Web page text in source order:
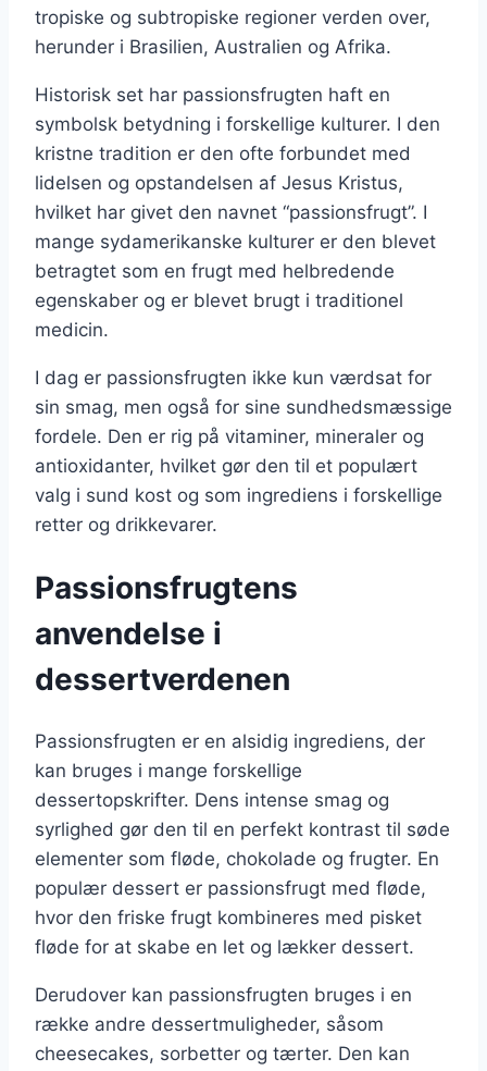
tropiske og subtropiske regioner verden over,
herunder i Brasilien, Australien og Afrika.
Historisk set har passionsfrugten haft en
symbolsk betydning i forskellige kulturer. I den
kristne tradition er den ofte forbundet med
lidelsen og opstandelsen af Jesus Kristus,
hvilket har givet den navnet “passionsfrugt”. I
mange sydamerikanske kulturer er den blevet
betragtet som en frugt med helbredende
egenskaber og er blevet brugt i traditionel
medicin.
I dag er passionsfrugten ikke kun værdsat for
sin smag, men også for sine sundhedsmæssige
fordele. Den er rig på vitaminer, mineraler og
antioxidanter, hvilket gør den til et populært
valg i sund kost og som ingrediens i forskellige
retter og drikkevarer.
Passionsfrugtens
anvendelse i
dessertverdenen
Passionsfrugten er en alsidig ingrediens, der
kan bruges i mange forskellige
dessertopskrifter. Dens intense smag og
syrlighed gør den til en perfekt kontrast til søde
elementer som fløde, chokolade og frugter. En
populær dessert er passionsfrugt med fløde,
hvor den friske frugt kombineres med pisket
fløde for at skabe en let og lækker dessert.
Derudover kan passionsfrugten bruges i en
række andre dessertmuligheder, såsom
cheesecakes, sorbetter og tærter. Den kan